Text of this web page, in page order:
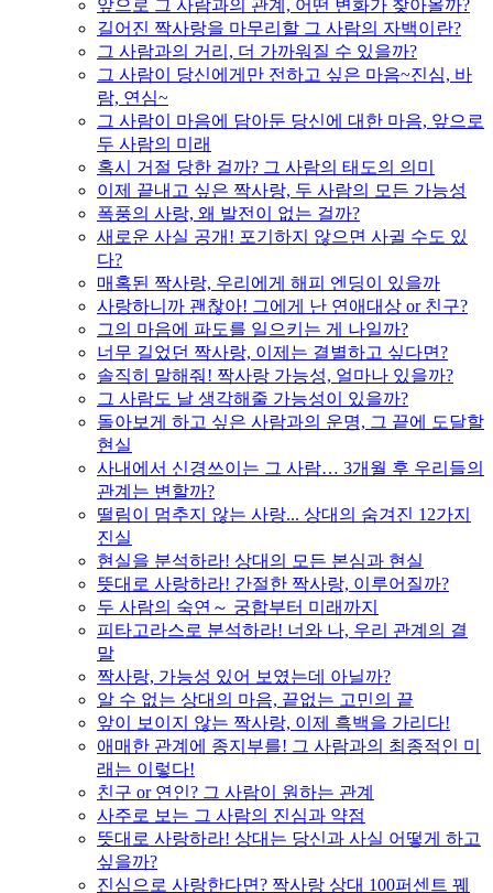
앞으로 그 사람과의 관계, 어떤 변화가 찾아올까?
길어진 짝사랑을 마무리할 그 사람의 자백이란?
그 사람과의 거리, 더 가까워질 수 있을까?
그 사람이 당신에게만 전하고 싶은 마음~진심, 바
람, 연심~
그 사람이 마음에 담아둔 당신에 대한 마음, 앞으로
두 사람의 미래
혹시 거절 당한 걸까? 그 사람의 태도의 의미
이제 끝내고 싶은 짝사랑, 두 사람의 모든 가능성
폭풍의 사랑, 왜 발전이 없는 걸까?
새로운 사실 공개! 포기하지 않으면 사귈 수도 있
다?
매혹된 짝사랑, 우리에게 해피 엔딩이 있을까
사랑하니까 괜찮아! 그에게 난 연애대상 or 친구?
그의 마음에 파도를 일으키는 게 나일까?
너무 길었던 짝사랑, 이제는 결별하고 싶다면?
솔직히 말해줘! 짝사랑 가능성, 얼마나 있을까?
그 사람도 날 생각해줄 가능성이 있을까?
돌아보게 하고 싶은 사람과의 운명, 그 끝에 도달할
현실
사내에서 신경쓰이는 그 사람… 3개월 후 우리들의
관계는 변할까?
떨림이 멈추지 않는 사랑... 상대의 숨겨진 12가지
진실
현실을 분석하라! 상대의 모든 본심과 현실
뜻대로 사랑하라! 간절한 짝사랑, 이루어질까?
두 사람의 숙연～ 궁합부터 미래까지
피타고라스로 분석하라! 너와 나, 우리 관계의 결
말
짝사랑, 가능성 있어 보였는데 아닐까?
알 수 없는 상대의 마음, 끝없는 고민의 끝
앞이 보이지 않는 짝사랑, 이제 흑백을 가리다!
애매한 관계에 종지부를! 그 사람과의 최종적인 미
래는 이렇다!
친구 or 연인? 그 사람이 원하는 관계
사주로 보는 그 사람의 진심과 약점
뜻대로 사랑하라! 상대는 당신과 사실 어떻게 하고
싶을까?
진심으로 사랑한다면? 짝사랑 상대 100퍼센트 꿰